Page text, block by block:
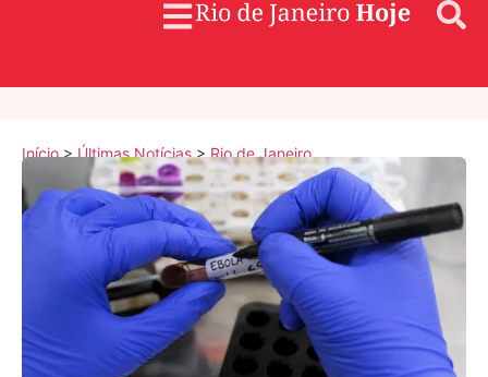
Início>Últimas Notícias>Rio de Janeiro